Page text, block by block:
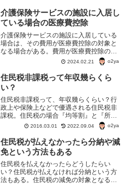
介護保険サービスの施設に入居し
ている場合の医療費控除
介護保険サービスの施設に入居している
場合は、その費用が医療費控除の対象と
なる場合がある。費用が医療費控除の対
象となる施設はどんなものがあるのか見
2024.02.21 o2ya
住民税非課税って年収幾らくら
い？
住民税非課税って、年収幾らくらい？行
政上や保険上などで優遇される住民税非
課税。住民税の場合『均等割』と『所得
割』の2種類で税金が取られる。収入によ
っては、「所得割だけ非課税」なんて場
合もある。
2016.03.01 2022.09.04 o2ya
住民税が払えなかったら分納や減
免という方法もある
住民税を払えなかったらどうしたらい
い？住民税が払えなければ分納という方
法もある。住民税の減免の対象となる場